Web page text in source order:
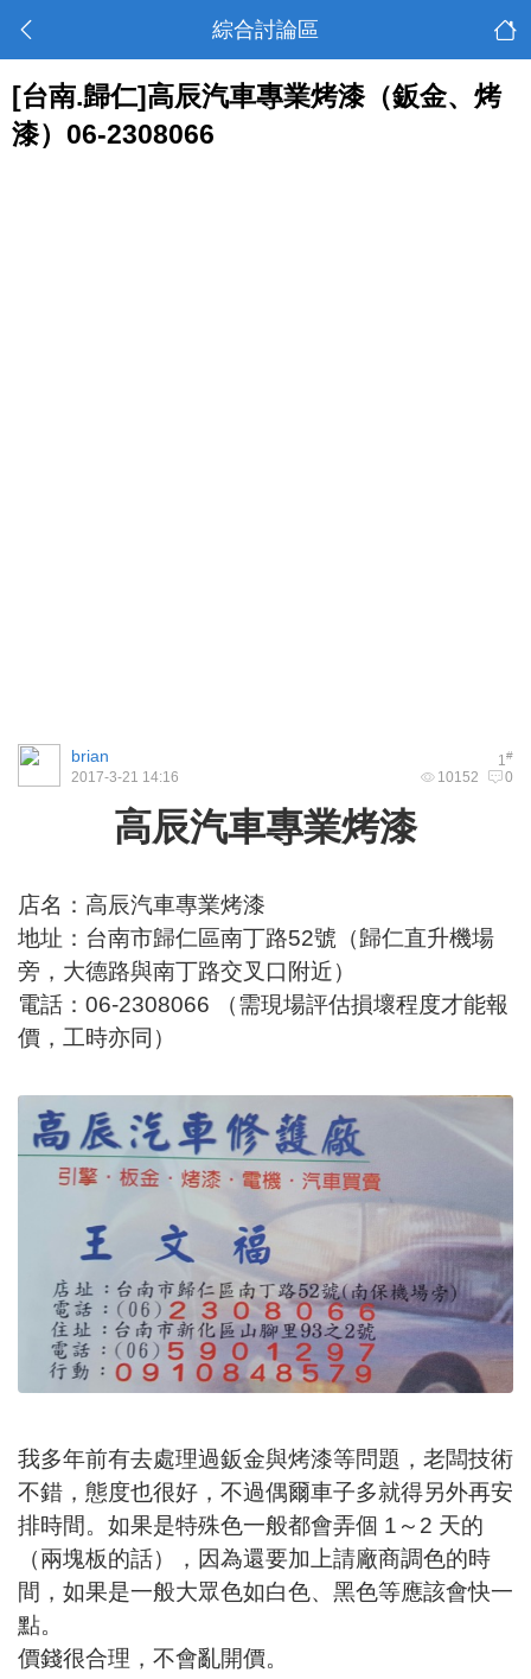
綜合討論區
[台南.歸仁]高辰汽車專業烤漆（鈑金、烤
漆）06-2308066
1#
brian
10152 0
2017-3-21 14:16
高辰汽車專業烤漆
店名：高辰汽車專業烤漆
地址：台南市歸仁區南丁路52號（歸仁直升機場
旁，大德路與南丁路交叉口附近）
電話：06-2308066 （需現場評估損壞程度才能報
價，工時亦同）
我多年前有去處理過鈑金與烤漆等問題，老闆技術
不錯，態度也很好，不過偶爾車子多就得另外再安
排時間。如果是特殊色一般都會弄個 1～2 天的
（兩塊板的話），因為還要加上請廠商調色的時
間，如果是一般大眾色如白色、黑色等應該會快一
點。
價錢很合理，不會亂開價。